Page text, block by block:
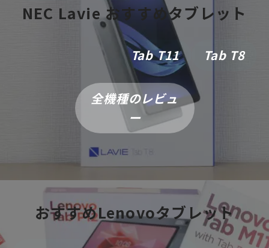
NEC Lavie おすすめタブレット
Tab T11 Tab T8
全機種のレビュ
ー
おすすめLenovoタブレット